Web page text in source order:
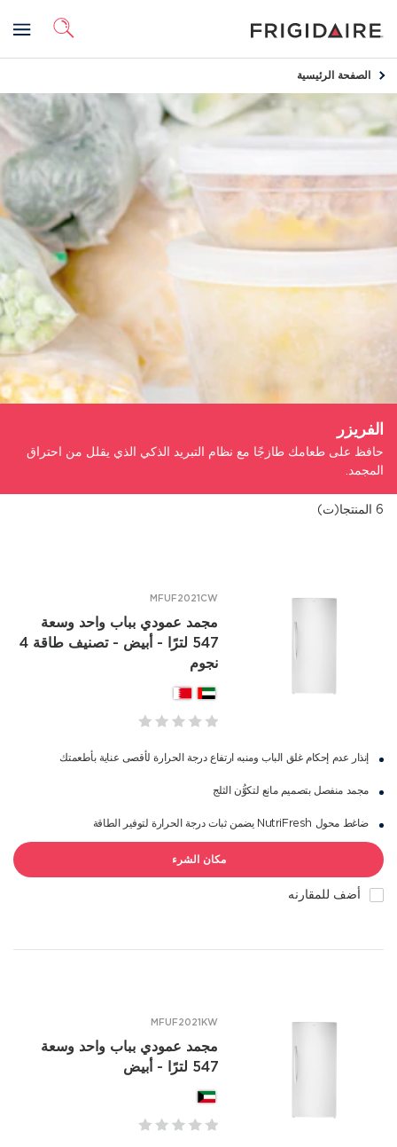
الصفحة الرئيسية
الفريزر
حافظ على طعامك طازجًا مع نظام التبريد الذكي الذي يقلل من احتراق
المجمد.
6 المنتجا(ت)
MFUF2021CW
مجمد عمودي بباب واحد وسعة
547 لترًا - أبيض - تصنيف طاقة 4
نجوم
إنذار عدم إحكام غلق الباب ومنبه ارتفاع درجة الحرارة لأقصى عناية بأطعمتك
مجمد منفصل بتصميم مانع لتكوُّن الثلج
ضاغط محول NutriFresh يضمن ثبات درجة الحرارة لتوفير الطاقة
مكان الشرء
أضف للمقارنه
MFUF2021KW
مجمد عمودي بباب واحد وسعة
547 لترًا - أبيض